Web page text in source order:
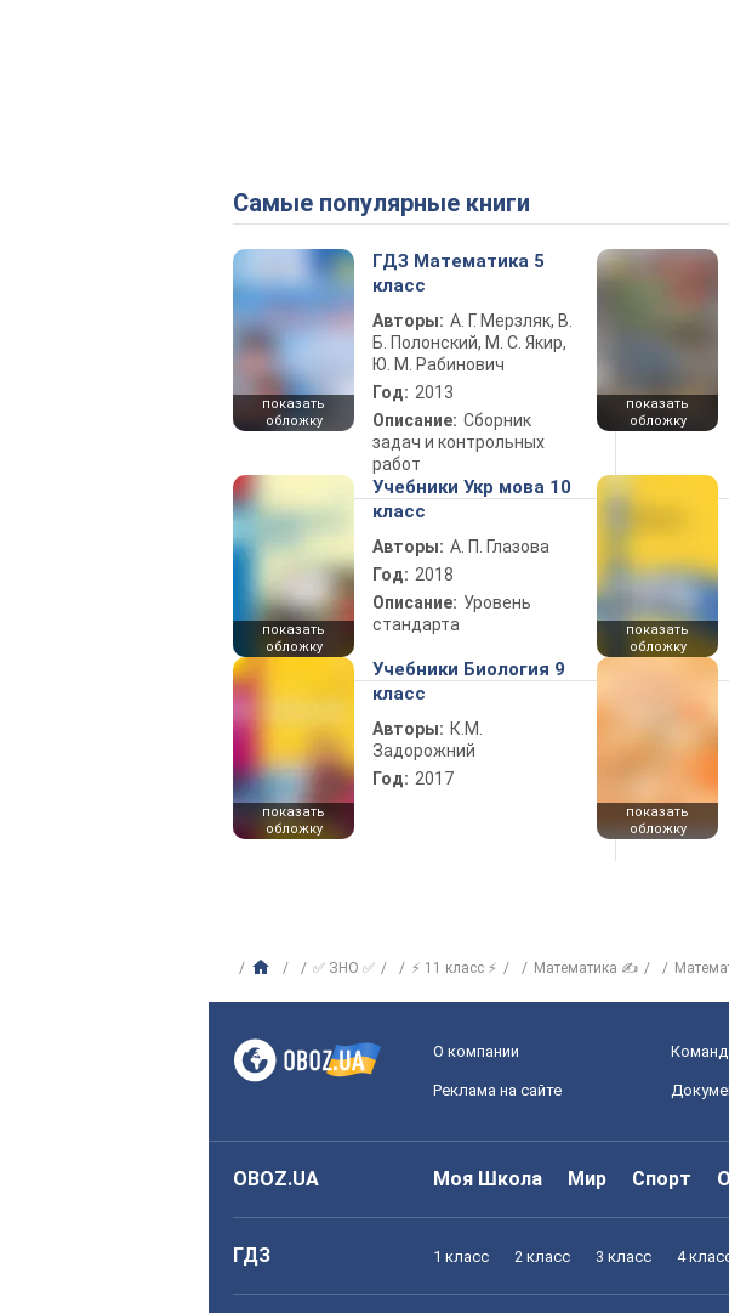
Самые популярные книги
показать
обложку
ГДЗ Математика 5
класс
Авторы: А. Г. Мерзляк, В.
Б. Полонский, М. С. Якир,
Ю. М. Рабинович
Год: 2013
Описание: Сборник
задач и контрольных
работ
показать
обложку
показать
обложку
Учебники Укр мова 10
класс
Авторы: А. П. Глазова
Год: 2018
Описание: Уровень
стандарта
показать
обложку
показать
обложку
Учебники Биология 9
класс
Авторы: К.М.
Задорожний
Год: 2017
показать
обложку
✅ ЗНО ✅ ⚡ 11 класс ⚡ Математика ✍
О компании
Реклама на сайте
OBOZ.UA Моя Школа Мир Спорт
ГДЗ 1 класс 2 класс 3 класс 4